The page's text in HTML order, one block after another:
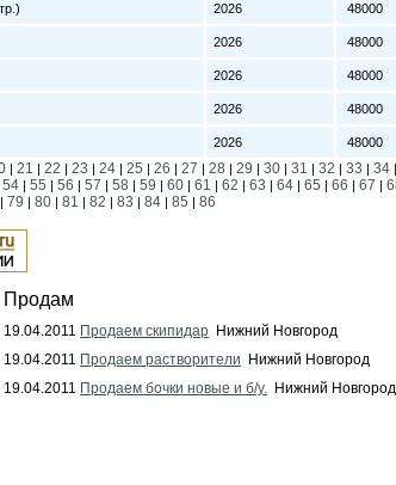
2026 48000
2026 48000
2026 48000
2026 48000
2026 48000
| 21 | 22 | 23 | 24| 25 | 26 | 27 | 28 | 29 | 30| 31 | 32 | 33 | 34|
54| 55 | 56 | 57 | 58 | 59 | 60| 61 | 62 | 63 | 64| 65 | 66 | 67 |
| 79 | 80| 81 | 82 | 83 | 84| 85 | 86
Продам
19.04.2011 Продаем скипидар Нижний Новгород
19.04.2011 Продаем растворители Нижний Новгород
19.04.2011 Продаем бочки новые и б/у. Нижний Новгород